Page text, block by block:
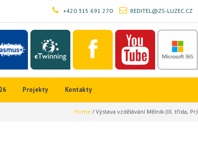
REDITEL@ZS-LUZEC.CZ
+420 315 691 270
Projekty Kontakty
Home / Výstava vzdělávání Mělník (IX. třída, Pr)